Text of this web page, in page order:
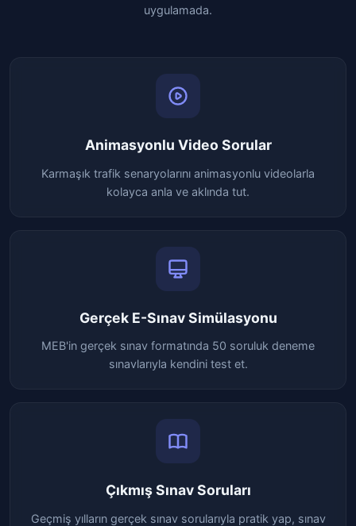
uygulamada.
Animasyonlu Video Sorular
Karmaşık trafik senaryolarını animasyonlu videolarla
kolayca anla ve aklında tut.
Gerçek E-Sınav Simülasyonu
MEB'in gerçek sınav formatında 50 soruluk deneme
sınavlarıyla kendini test et.
Çıkmış Sınav Soruları
Geçmiş yılların gerçek sınav sorularıyla pratik yap, sınav